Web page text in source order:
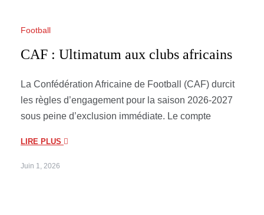
Football
CAF : Ultimatum aux clubs africains
La Confédération Africaine de Football (CAF) durcit
les règles d’engagement pour la saison 2026-2027
sous peine d’exclusion immédiate. Le compte
LIRE PLUS
Juin 1, 2026